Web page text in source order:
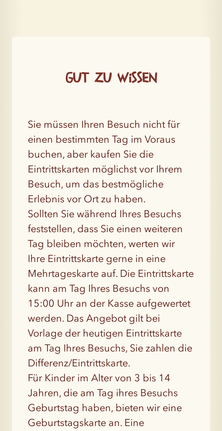
Gut zu wissen
Sie müssen Ihren Besuch nicht für
einen bestimmten Tag im Voraus
buchen, aber kaufen Sie die
Eintrittskarten möglichst vor Ihrem
Besuch, um das bestmögliche
Erlebnis vor Ort zu haben.
Sollten Sie während Ihres Besuchs
feststellen, dass Sie einen weiteren
Tag bleiben möchten, werten wir
Ihre Eintrittskarte gerne in eine
Mehrtageskarte auf. Die Eintrittskarte
kann am Tag Ihres Besuchs von
15:00 Uhr an der Kasse aufgewertet
werden. Das Angebot gilt bei
Vorlage der heutigen Eintrittskarte
am Tag Ihres Besuchs, Sie zahlen die
Differenz/Eintrittskarte.
Für Kinder im Alter von 3 bis 14
Jahren, die am Tag ihres Besuchs
Geburtstag haben, bieten wir eine
Geburtstagskarte an. Eine